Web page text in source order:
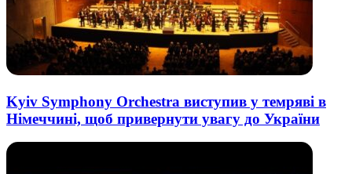
Kyiv Symphony Orchestra виступив у темряві в
Німеччині, щоб привернути увагу до України